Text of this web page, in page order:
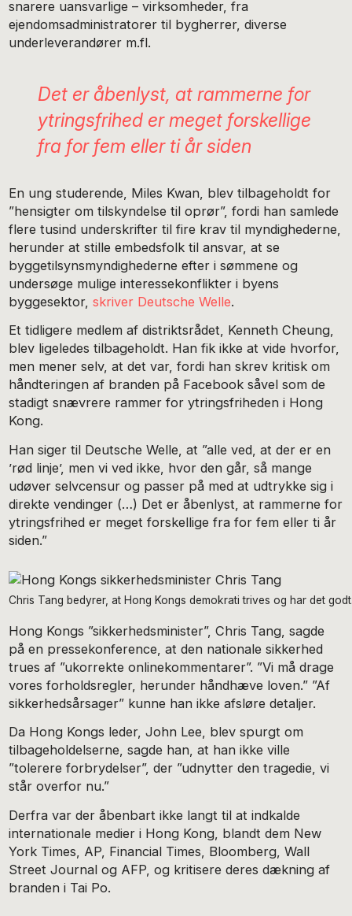
snarere uansvarlige – virksomheder, fra
ejendomsadministratorer til bygherrer, diverse
underleverandører m.fl.
Det er åbenlyst, at rammerne for
ytringsfrihed er meget forskellige
fra for fem eller ti år siden
En ung studerende, Miles Kwan, blev tilbageholdt for
”hensigter om tilskyndelse til oprør”, fordi han samlede
flere tusind underskrifter til fire krav til myndighederne,
herunder at stille embedsfolk til ansvar, at se
byggetilsynsmyndighederne efter i sømmene og
undersøge mulige interessekonflikter i byens
byggesektor,skriver Deutsche Welle.
Et tidligere medlem af distriktsrådet, Kenneth Cheung,
blev ligeledes tilbageholdt. Han fik ikke at vide hvorfor,
men mener selv, at det var, fordi han skrev kritisk om
håndteringen af branden på Facebook såvel som de
stadigt snævrere rammer for ytringsfriheden i Hong
Kong.
Han siger til Deutsche Welle, at ”alle ved, at der er en
’rød linje’, men vi ved ikke, hvor den går, så mange
udøver selvcensur og passer på med at udtrykke sig i
direkte vendinger (…) Det er åbenlyst, at rammerne for
ytringsfrihed er meget forskellige fra for fem eller ti år
siden.”
Chris Tang bedyrer, at Hong Kongs demokrati trives og har det
Hong Kongs ”sikkerhedsminister”, Chris Tang, sagde
på en pressekonference, at den nationale sikkerhed
trues af ”ukorrekte onlinekommentarer”. ”Vi må drage
vores forholdsregler, herunder håndhæve loven.” ”Af
sikkerhedsårsager” kunne han ikke afsløre detaljer.
Da Hong Kongs leder, John Lee, blev spurgt om
tilbageholdelserne, sagde han, at han ikke ville
”tolerere forbrydelser”, der ”udnytter den tragedie, vi
står overfor nu.”
Derfra var der åbenbart ikke langt til at indkalde
internationale medier i Hong Kong, blandt dem New
York Times, AP, Financial Times, Bloomberg, Wall
Street Journal og AFP, og kritisere deres dækning af
branden i Tai Po.